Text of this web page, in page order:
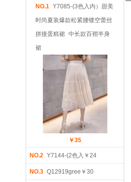
NO.1 Y7085-(3色入内）甜美
时尚夏装爆款松紧腰镂空蕾丝
拼接蛋糕裙 中长款百褶半身
裙
￥35
NO.2 Y7144-(2色入￥24
NO.3 Q12919gree￥30